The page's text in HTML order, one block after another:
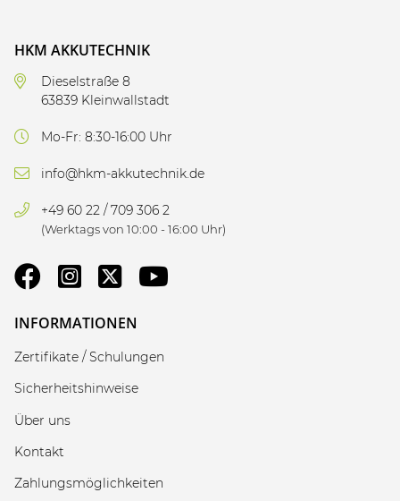
HKM AKKUTECHNIK
Dieselstraße 8
63839 Kleinwallstadt
Mo-Fr: 8:30-16:00 Uhr
info@hkm-akkutechnik.de
+49 60 22 / 709 306 2
(Werktags von 10:00 - 16:00 Uhr)
INFORMATIONEN
Zertifikate / Schulungen
Sicherheitshinweise
Über uns
Kontakt
Zahlungsmöglichkeiten